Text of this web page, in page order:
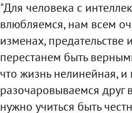
"Для человека с
влюбляемся, нам всем
изменах, предательстве
перестанем быть
что жизнь нелинейная,
разочаровываемся друг
нужно учиться быть